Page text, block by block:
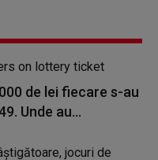
de lei fiecare s-au
Unde au...